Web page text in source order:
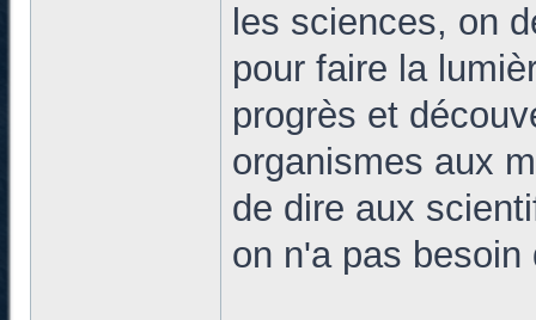
les sciences, on
pour faire la
progrès et
organismes aux
de dire aux
on n'a pas